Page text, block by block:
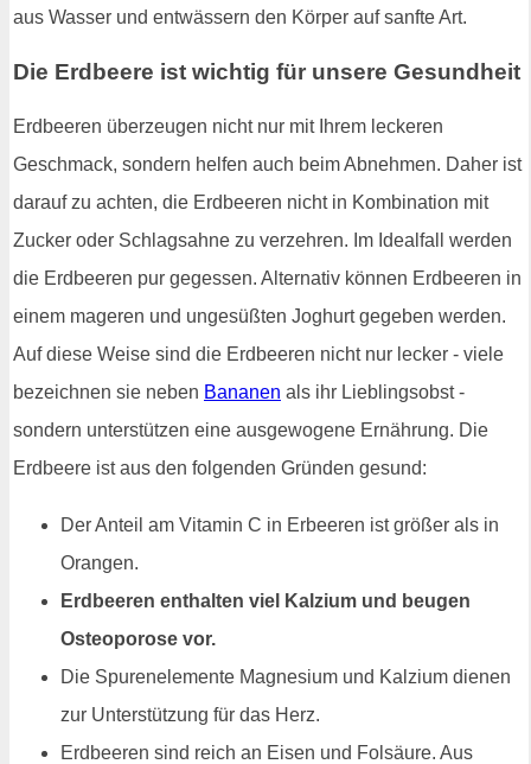
aus Wasser und entwässern den Körper auf sanfte Art.
Die Erdbeere ist wichtig für unsere Gesundheit
Erdbeeren überzeugen nicht nur mit Ihrem leckeren
Geschmack, sondern helfen auch beim Abnehmen. Daher ist
darauf zu achten, die Erdbeeren nicht in Kombination mit
Zucker oder Schlagsahne zu verzehren. Im Idealfall werden
die Erdbeeren pur gegessen. Alternativ können Erdbeeren in
einem mageren und ungesüßten Joghurt gegeben werden.
Auf diese Weise sind die Erdbeeren nicht nur lecker - viele
bezeichnen sie neben Bananen als ihr Lieblingsobst -
sondern unterstützen eine ausgewogene Ernährung. Die
Erdbeere ist aus den folgenden Gründen gesund:
Der Anteil am Vitamin C in Erbeeren ist größer als in
Orangen.
Erdbeeren enthalten viel Kalzium und beugen
Osteoporose vor.
Die Spurenelemente Magnesium und Kalzium dienen
zur Unterstützung für das Herz.
Erdbeeren sind reich an Eisen und Folsäure. Aus